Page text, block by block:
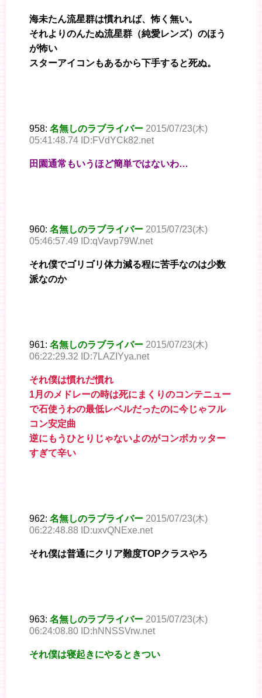
海未たん流星群は慣れれば、怖く無い。
それよりのんたぬ流星群（純愛レンズ）のほう
が怖い
スターアイコンもあるから下手すると死ぬ。
958: 名無しのラブライバー 2015/07/23(木)
05:41:48.74 ID:FVdYCk82.net
田園通常もいうほど簡単ではないわ…
960: 名無しのラブライバー 2015/07/23(木)
05:46:57.49 ID:qVavp79W.net
それ僕でゴリゴリ体力減る程に苦手なのは少数
派なのか
961: 名無しのラブライバー 2015/07/23(木)
06:22:29.32 ID:7LAZIYya.net
それ僕は慣れだ慣れ
1月のメドレーの時は死にまくりのコンテニュー
で石使うわの最低レベルだったのに今じゃフル
コン安定曲
逆にもうひとりじゃないよのがコンボカッター
すぎて辛い
962: 名無しのラブライバー 2015/07/23(木)
06:22:48.88 ID:uxvQNExe.net
それ僕は普通にクリア難度TOPクラスやろ
963: 名無しのラブライバー 2015/07/23(木)
06:24:08.80 ID:hNNSSVrw.net
それ僕は寝起きにやるときつい